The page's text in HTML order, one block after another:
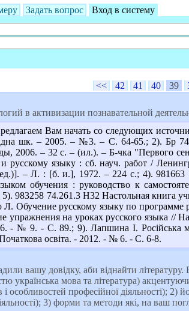
Задать вопрос
Вход в систему
<< 42 41 40 39
в активизации познавательной
Вам начать со следующих
шк. – 2005. – №3. – С. 64-65.; 2). Бр
2006. – 32 с. – (ил.). – Б-чка "Первого
и русскому языку : сб. науч. работ /
– Л. : [б. и.], 1972. – 224 с.; 4).
обучения : руководство к
983258 74.261.3 Н32 Настольная книга
Обучение русскому языку по
упражнения на уроках русского языка
- № 9. - С. 89.; 9). Лапшина І. Російська
освіта. - 2012. - № 6. - С. 6-8.
вашу довідку, аби віднайти
мова та література) акцентуючи
особливостей професійної діяльності); 2)
3) форми та методи які, на ваш